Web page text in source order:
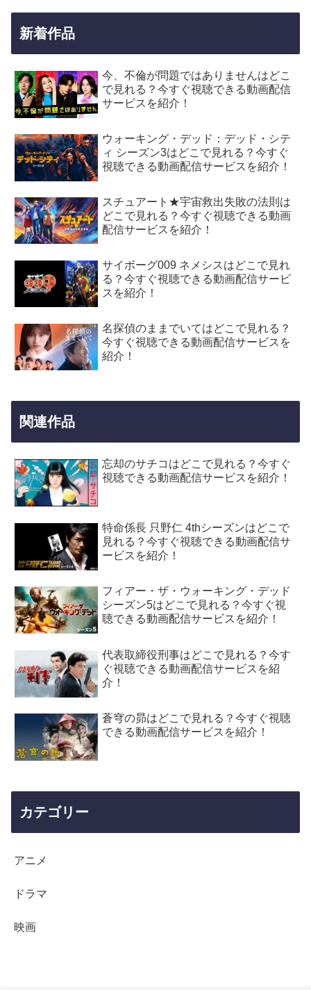
新着作品
今、不倫が問題ではありませんはどこ
で見れる？今すぐ視聴できる動画配信
サービスを紹介！
ウォーキング・デッド：デッド・シテ
ィ シーズン3はどこで見れる？今すぐ
視聴できる動画配信サービスを紹介！
スチュアート★宇宙救出失敗の法則は
どこで見れる？今すぐ視聴できる動画
配信サービスを紹介！
サイボーグ009 ネメシスはどこで見れ
る？今すぐ視聴できる動画配信サービ
スを紹介！
名探偵のままでいてはどこで見れる？
今すぐ視聴できる動画配信サービスを
紹介！
関連作品
忘却のサチコはどこで見れる？今すぐ
視聴できる動画配信サービスを紹介！
特命係長 只野仁 4thシーズンはどこで
見れる？今すぐ視聴できる動画配信サ
ービスを紹介！
フィアー・ザ・ウォーキング・デッド
シーズン5はどこで見れる？今すぐ視
聴できる動画配信サービスを紹介！
代表取締役刑事はどこで見れる？今す
ぐ視聴できる動画配信サービスを紹
介！
蒼穹の昴はどこで見れる？今すぐ視聴
できる動画配信サービスを紹介！
カテゴリー
アニメ
ドラマ
映画